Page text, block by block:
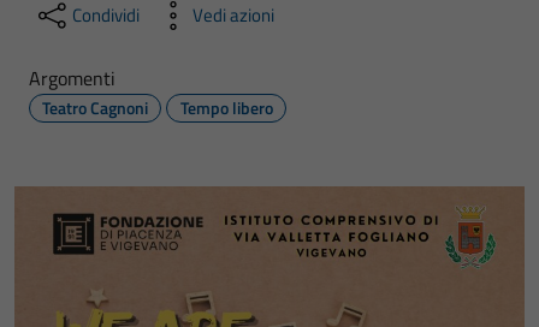
Condividi Vedi azioni
Argomenti
Teatro Cagnoni Tempo libero